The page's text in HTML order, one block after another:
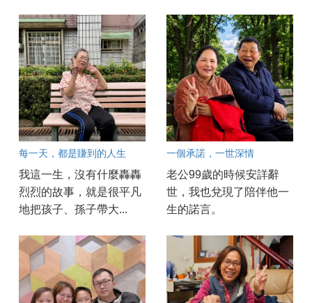
每一天，都是賺到的人生
我這一生，沒有什麼轟轟
烈烈的故事，就是很平凡
地把孩子、孫子帶大...
一個承諾，一世深情
老公99歲的時候安詳辭
世，我也兌現了陪伴他一
生的諾言。